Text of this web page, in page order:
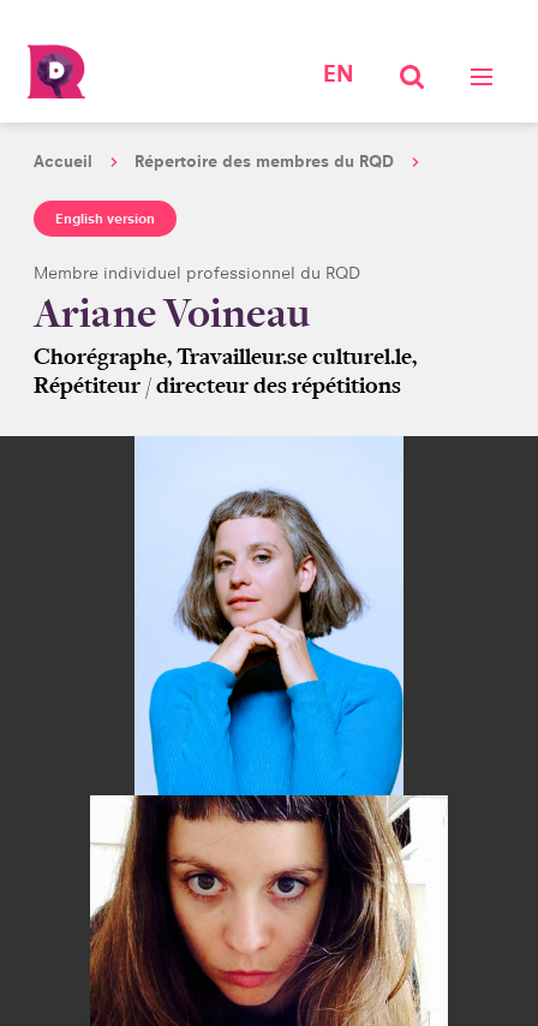
EN
Accueil Répertoire des membres du RQD
English version
Membre individuel professionnel du RQD
Ariane Voineau
Chorégraphe, Travailleur.se culturel.le,
Répétiteur / directeur des répétitions